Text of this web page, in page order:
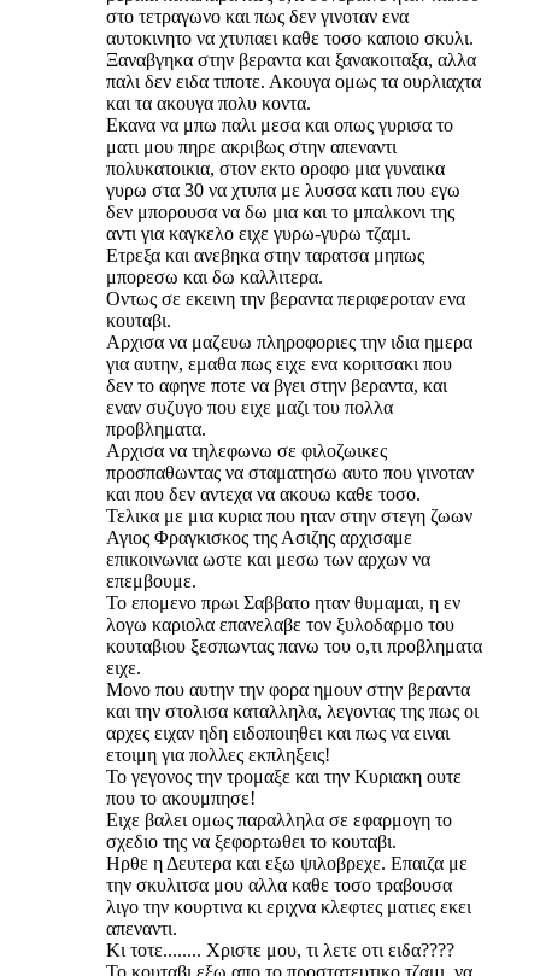
στο τετραγωνο και πως δεν γινοταν ενα
αυτοκινητο να χτυπαει καθε τοσο καποιο σκυλι.
Ξαναβγηκα στην βεραντα και ξανακοιταξα, αλλα
παλι δεν ειδα τιποτε. Ακουγα ομως τα ουρλιαχτα
και τα ακουγα πολυ κοντα.
Εκανα να μπω παλι μεσα και οπως γυρισα το
ματι μου πηρε ακριβως στην απεναντι
πολυκατοικια, στον εκτο οροφο μια γυναικα
γυρω στα 30 να χτυπα με λυσσα κατι που εγω
δεν μπορουσα να δω μια και το μπαλκονι της
αντι για καγκελο ειχε γυρω-γυρω τζαμι.
Ετρεξα και ανεβηκα στην ταρατσα μηπως
μπορεσω και δω καλλιτερα.
Οντως σε εκεινη την βεραντα περιφεροταν ενα
κουταβι.
Αρχισα να μαζευω πληροφοριες την ιδια ημερα
για αυτην, εμαθα πως ειχε ενα κοριτσακι που
δεν το αφηνε ποτε να βγει στην βεραντα, και
εναν συζυγο που ειχε μαζι του πολλα
προβληματα.
Αρχισα να τηλεφωνω σε φιλοζωικες
προσπαθωντας να σταματησω αυτο που γινοταν
και που δεν αντεχα να ακουω καθε τοσο.
Τελικα με μια κυρια που ηταν στην στεγη ζωων
Αγιος Φραγκισκος της Ασιζης αρχισαμε
επικοινωνια ωστε και μεσω των αρχων να
επεμβουμε.
Το επομενο πρωι Σαββατο ηταν θυμαμαι, η εν
λογω καριολα επανελαβε τον ξυλοδαρμο του
κουταβιου ξεσπωντας πανω του ο,τι προβληματα
ειχε.
Μονο που αυτην την φορα ημουν στην βεραντα
και την στολισα καταλληλα, λεγοντας της πως οι
αρχες ειχαν ηδη ειδοποιηθει και πως να ειναι
ετοιμη για πολλες εκπληξεις!
Το γεγονος την τρομαξε και την Κυριακη ουτε
που το ακουμπησε!
Ειχε βαλει ομως παραλληλα σε εφαρμογη το
σχεδιο της να ξεφορτωθει το κουταβι.
Ηρθε η Δευτερα και εξω ψιλοβρεχε. Επαιζα με
την σκυλιτσα μου αλλα καθε τοσο τραβουσα
λιγο την κουρτινα κι εριχνα κλεφτες ματιες εκει
απεναντι.
Κι τοτε........ Χριστε μου, τι λετε οτι ειδα????